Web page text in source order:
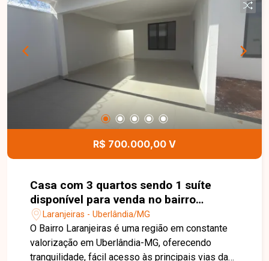
mais conforto e comodidade para toda a família.
Possui ainda quintal espaçoso com árvores
frutíferas e garagem para até 3 carros, ideal para
quem busca espaço e tranquilidade em uma
excelente localização. Entre em contato e agende
sua visita.
R$ 700.000,00 V
Casa com 3 quartos sendo 1 suíte
disponível para venda no bairro
Laranjeiras em Uberlândia-MG
Laranjeiras - Uberlândia/MG
O Bairro Laranjeiras é uma região em constante
valorização em Uberlândia-MG, oferecendo
tranquilidade, fácil acesso às principais vias da